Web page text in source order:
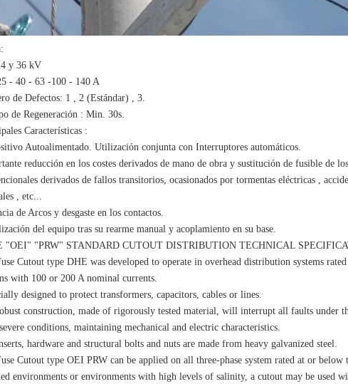
y 36 kV
- 40 - 63 -100 - 140 A
de Defectos: 1 , 2 (Estándar) , 3.
de Regeneración : Min. 30s.
Características :
Autoalimentado. Utilización conjunta con Interruptores automáticos.
reducción en los costes derivados de mano de obra y sustitución de fusible de
derivados de fallos transitorios, ocasionados por tormentas eléctricas ,
, etc...
de Arcos y desgaste en los contactos.
del equipo tras su rearme manual y acoplamiento en su base.
"OEI" "PRW" STANDARD CUTOUT DISTRIBUTION TECHNICAL
Cutout type DHE was developed to operate in overhead distribution systems
with 100 or 200 A nominal currents.
designed to protect transformers, capacitors, cables or lines.
construction, made of rigorously tested material, will interrupt all faults under
conditions, maintaining mechanical and electric characteristics.
hardware and structural bolts and nuts are made from heavy galvanized steel.
Cutout type OEI PRW can be applied on all three-phase system rated at or
environments or environments with high levels of salinity, a cutout may be used